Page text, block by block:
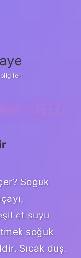
GEÇER
Soğuk
et suyu
soğuk
Sıcak duş.